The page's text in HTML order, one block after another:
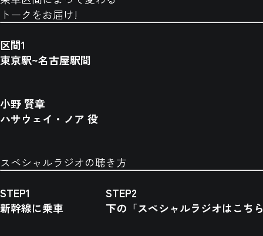
トークをお届け!
区間1
東京駅~名古屋駅間
小野 賢章
ハサウェイ・ノア 役
スペシャルラジオの聴き方
STEP1
新幹線に乗車
STEP2
下の「スペシャルラジオはこち